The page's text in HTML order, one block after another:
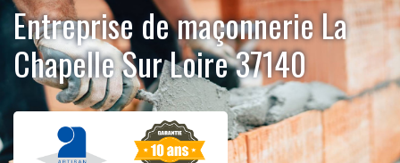
Entreprise de maçonnerie La
Chapelle Sur Loire 37140